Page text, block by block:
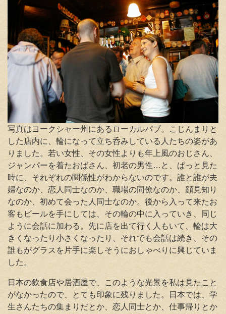
写真はヨークシャー州にあるローカルパブ。こじんまりと
した店内に、輪になって立ち呑みしている人たちの姿があ
りました。若い女性、その女性よりも年上風のおじさん、
ジャンパーを着たおばさん、初老の男性…と、ぱっと見た
時に、それぞれの関係性がわからないのです。誰と誰が夫
婦なのか、恋人同士なのか、職場の同僚なのか、顔見知り
なのか、初めて会った人同士なのか。後から入って来たお
客もビールを手にしては、その輪の中に入っていき、同じ
ように会話に加わる。先に店を出て行く人もいて、輪は大
きくなったり小さくなったり、それでも会話は続き、その
誰もがグラスを片手に楽しそうにおしゃべりに興じていま
した。
日本の飲食店や居酒屋で、このような光景を私は見たこと
がなかったので、とても印象に残りました。日本では、学
生さんたちの集まりだとか、恋人同士とか、仕事帰りとか